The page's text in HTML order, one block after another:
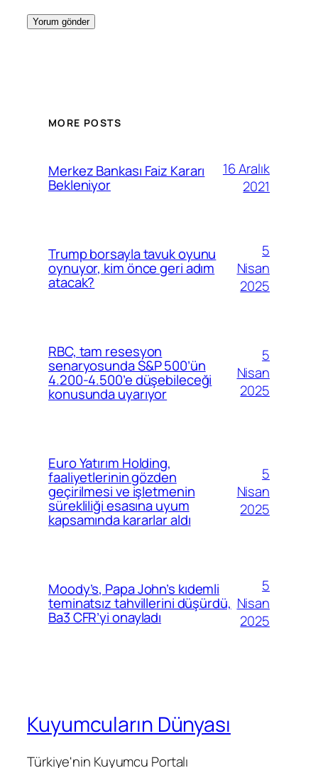
MORE POSTS
Merkez Bankası Faiz Kararı
Bekleniyor
16 Aralık
2021
Trump borsayla tavuk oyunu
oynuyor, kim önce geri adım
atacak?
5
Nisan
2025
RBC, tam resesyon
senaryosunda S&P 500’ün
4.200-4.500’e düşebileceği
konusunda uyarıyor
5
Nisan
2025
Euro Yatırım Holding,
faaliyetlerinin gözden
geçirilmesi ve işletmenin
sürekliliği esasına uyum
kapsamında kararlar aldı
5
Nisan
2025
Moody’s, Papa John’s kıdemli
teminatsız tahvillerini düşürdü,
Ba3 CFR’yi onayladı
5
Nisan
2025
Kuyumcuların Dünyası
Türkiye'nin Kuyumcu Portalı